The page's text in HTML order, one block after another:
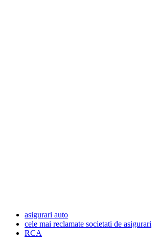
asigurari auto
cele mai reclamate societati de asigurari
RCA